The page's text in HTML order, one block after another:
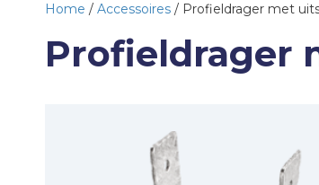
Home / Accessoires / Profieldrager met
Profieldrager